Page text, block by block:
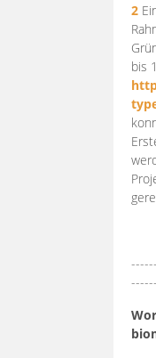
2
bis